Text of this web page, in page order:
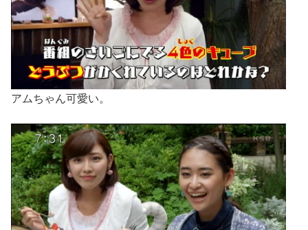
アムちゃん可愛い。